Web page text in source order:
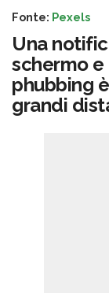
Fonte: Pexels
Una
schermo
phubbing
grandi